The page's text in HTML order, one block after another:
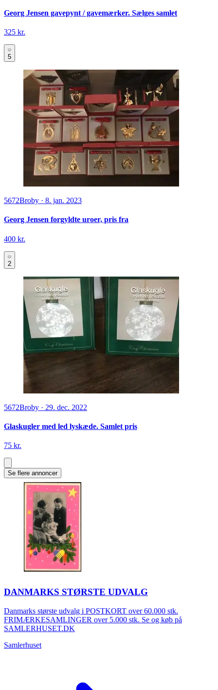
Georg Jensen gavepynt / gavemærker. Sælges samlet
325 kr.
5
5672Broby · 8. jan. 2023
Georg Jensen forgyldte uroer, pris fra
400 kr.
2
5672Broby · 29. dec. 2022
Glaskugler med led lyskæde. Samlet pris
75 kr.
Se flere annoncer
DANMARKS STØRSTE UDVALG
Danmarks største udvalg i POSTKORT over 60.000 stk.
FRIMÆRKESAMLINGER over 5.000 stk. Se og køb på
SAMLERHUSET.DK
Samlerhuset